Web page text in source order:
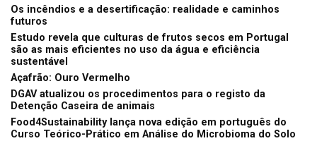
Os incêndios e a desertificação: realidade e caminhos
futuros
Estudo revela que culturas de frutos secos em Portugal
são as mais eficientes no uso da água e eficiência
sustentável
Açafrão: Ouro Vermelho
DGAV atualizou os procedimentos para o registo da
Detenção Caseira de animais
Food4Sustainability lança nova edição em português do
Curso Teórico-Prático em Análise do Microbioma do Solo